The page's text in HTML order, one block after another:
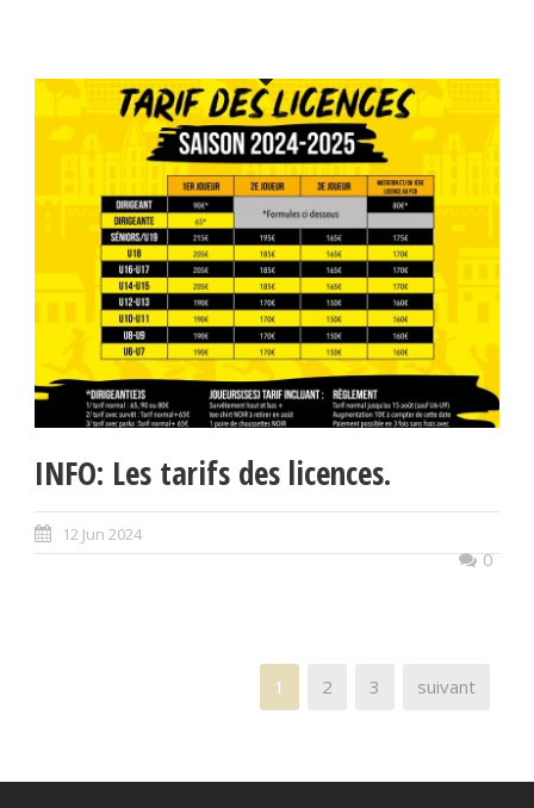
INFO: Les tarifs des licences.
12 Jun 2024
0
1 2 3 suivant